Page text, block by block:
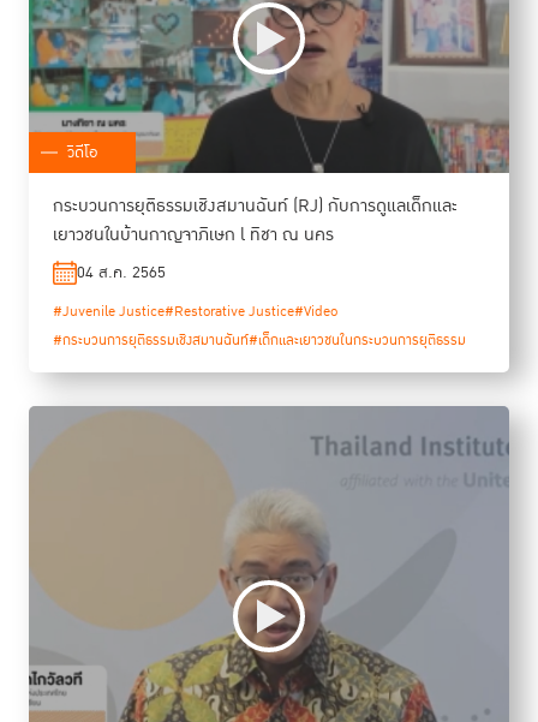
วิดีโอ
กระบวนการยุติธรรมเชิงสมานฉันท์ (RJ) กับการดูแลเด็กและ
เยาวชนในบ้านกาญจาภิเษก l ทิชา ณ นคร
04 ส.ค. 2565
#Juvenile Justice#Restorative Justice#Video
#กระบวนการยุติธรรมเชิงสมานฉันท์#เด็กและเยาวชนในกระบวนการยุติธรรม